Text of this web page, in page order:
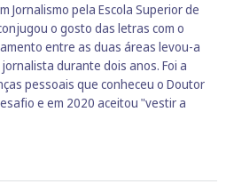
Jornalismo pela Escola Superior de
o gosto das letras com o
entre as duas áreas levou-a
durante dois anos. Foi a
pessoais que conheceu o Doutor
e em 2020 aceitou "vestir a